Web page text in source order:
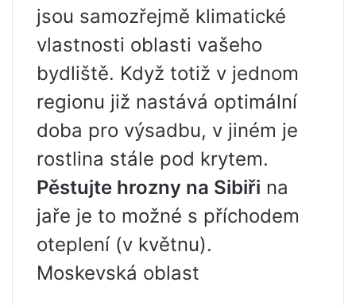
jsou samozřejmě klimatické
vlastnosti oblasti vašeho
bydliště. Když totiž v jednom
regionu již nastává optimální
doba pro výsadbu, v jiném je
rostlina stále pod krytem.
Pěstujte hrozny na Sibiři na
jaře je to možné s příchodem
oteplení (v květnu).
Moskevská oblast